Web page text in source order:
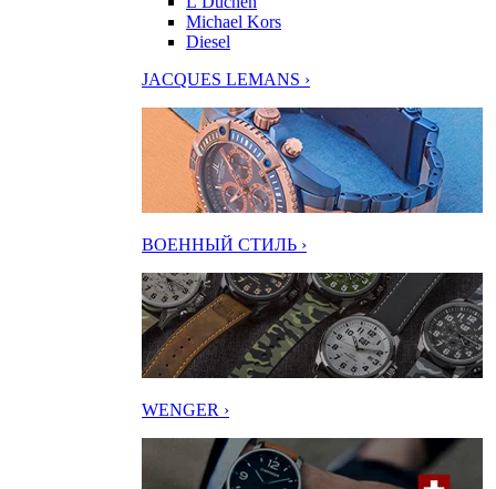
Michael Kors
Diesel
JACQUES LEMANS ›
ВОЕННЫЙ СТИЛЬ ›
WENGER ›